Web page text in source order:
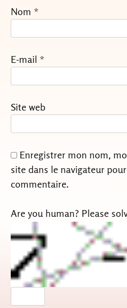
Nom *
E-mail *
Site web
Enregistrer mon nom,
site dans le navigateur
commentaire.
Are you human? Please